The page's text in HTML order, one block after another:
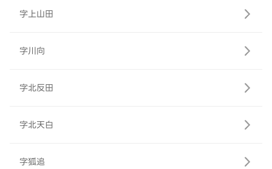
字上山田
字川向
字北反田
字北天白
字狐追